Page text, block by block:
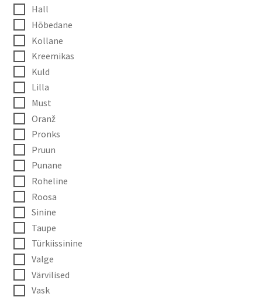
Hall
Hõbedane
Kollane
Kreemikas
Kuld
Lilla
Must
Oranž
Pronks
Pruun
Punane
Roheline
Roosa
Sinine
Taupe
Türkiissinine
Valge
Värvilised
Vask